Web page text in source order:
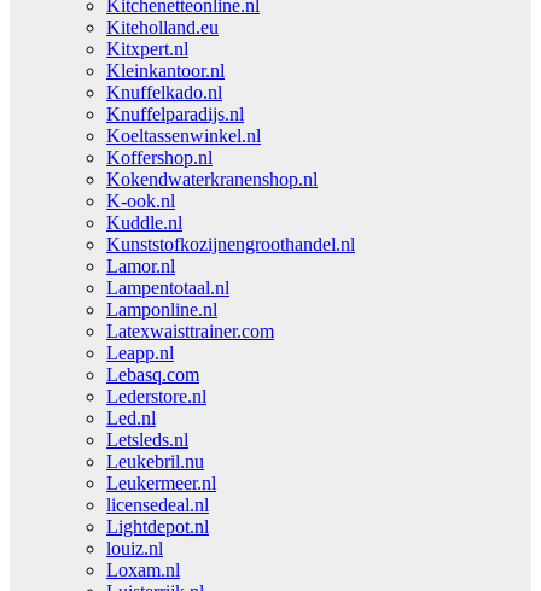
Kitchenetteonline.nl
Kiteholland.eu
Kitxpert.nl
Kleinkantoor.nl
Knuffelkado.nl
Knuffelparadijs.nl
Koeltassenwinkel.nl
Koffershop.nl
Kokendwaterkranenshop.nl
K-ook.nl
Kuddle.nl
Kunststofkozijnengroothandel.nl
Lamor.nl
Lampentotaal.nl
Lamponline.nl
Latexwaisttrainer.com
Leapp.nl
Lebasq.com
Lederstore.nl
Led.nl
Letsleds.nl
Leukebril.nu
Leukermeer.nl
licensedeal.nl
Lightdepot.nl
louiz.nl
Loxam.nl